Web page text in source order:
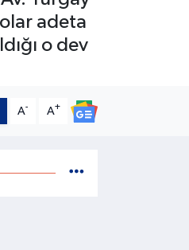
adeta
o dev
A- A+